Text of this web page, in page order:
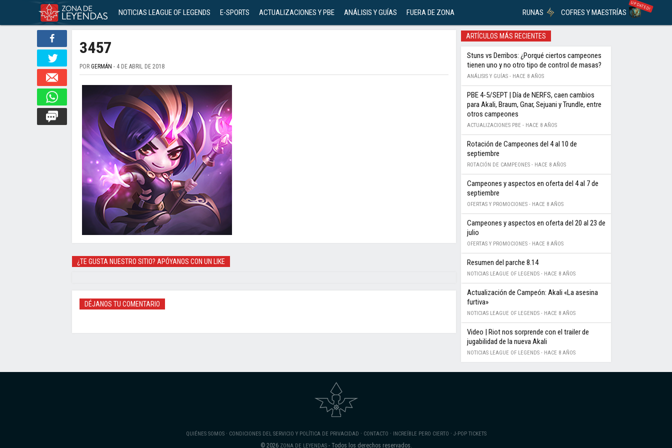
NOTICIAS LEAGUE OF LEGENDS E-SPORTS ACTUALIZACIONES Y PBE ANÁLISIS Y GUÍAS FUERA DE ZONA RUNAS COFRES Y MAESTRÍAS
UPDATED!
3457
POR GERMÁN - 4 DE ABRIL DE 2018
¿TE GUSTA NUESTRO SITIO? APÓYANOS CON UN LIKE
DÉJANOS TU COMENTARIO
ARTÍCULOS MÁS RECIENTES
Stuns vs Derribos: ¿Porqué ciertos campeones
tienen uno y no otro tipo de control de masas?
ANÁLISIS Y GUÍAS - HACE 8 AÑOS
PBE 4-5/SEPT | Día de NERFS, caen cambios
para Akali, Braum, Gnar, Sejuani y Trundle, entre
otros campeones
ACTUALIZACIONES PBE - HACE 8 AÑOS
Rotación de Campeones del 4 al 10 de
septiembre
ROTACIÓN DE CAMPEONES - HACE 8 AÑOS
Campeones y aspectos en oferta del 4 al 7 de
septiembre
OFERTAS Y PROMOCIONES - HACE 8 AÑOS
Campeones y aspectos en oferta del 20 al 23 de
julio
OFERTAS Y PROMOCIONES - HACE 8 AÑOS
Resumen del parche 8.14
NOTICIAS LEAGUE OF LEGENDS - HACE 8 AÑOS
Actualización de Campeón: Akali «La asesina
furtiva»
NOTICIAS LEAGUE OF LEGENDS - HACE 8 AÑOS
Video | Riot nos sorprende con el trailer de
jugabilidad de la nueva Akali
NOTICIAS LEAGUE OF LEGENDS - HACE 8 AÑOS
QUIÉNES SOMOS· CONDICIONES DEL SERVICIO Y POLÍTICA DE PRIVACIDAD · CONTACTO · INCREÍBLE PERO CIERTO · J-POP TICKETS
© 2026 ZONA DE LEYENDAS- Todos los derechos reservados.